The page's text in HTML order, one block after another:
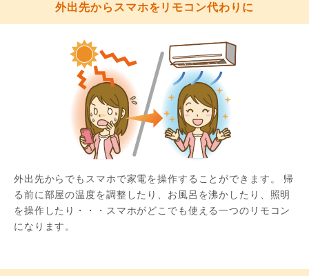
外出先からスマホをリモコン代わりに
外出先からでもスマホで家電を操作することができます。 帰
る前に部屋の温度を調整したり、お風呂を沸かしたり、照明
を操作したり・・・スマホがどこでも使える一つのリモコン
になります。